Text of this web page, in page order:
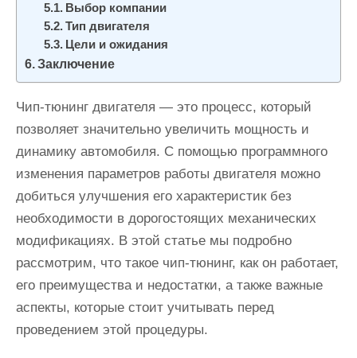
Выбор компании
Тип двигателя
Цели и ожидания
Заключение
Чип-тюнинг двигателя — это процесс, который
позволяет значительно увеличить мощность и
динамику автомобиля. С помощью программного
изменения параметров работы двигателя можно
добиться улучшения его характеристик без
необходимости в дорогостоящих механических
модификациях. В этой статье мы подробно
рассмотрим, что такое чип-тюнинг, как он работает,
его преимущества и недостатки, а также важные
аспекты, которые стоит учитывать перед
проведением этой процедуры.